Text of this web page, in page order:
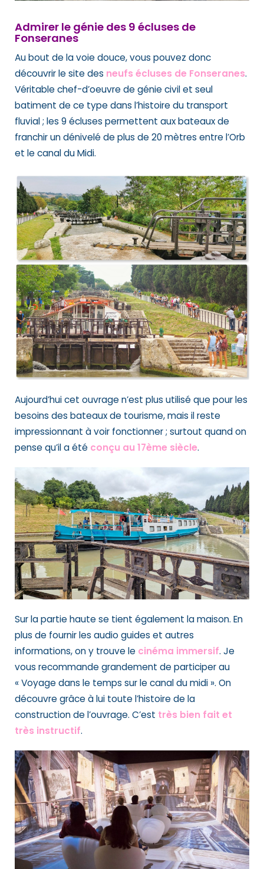
Admirer le génie des 9 écluses de
Fonseranes
Au bout de la voie douce, vous pouvez donc
découvrir le site des neufs écluses de Fonseranes.
Véritable chef-d’oeuvre de génie civil et seul
batiment de ce type dans l’histoire du transport
fluvial ; les 9 écluses permettent aux bateaux de
franchir un dénivelé de plus de 20 mètres entre l’Orb
et le canal du Midi.
Aujourd’hui cet ouvrage n’est plus utilisé que pour les
besoins des bateaux de tourisme, mais il reste
impressionnant à voir fonctionner ; surtout quand on
pense qu’il a été conçu au 17ème siècle.
Sur la partie haute se tient également la maison. En
plus de fournir les audio guides et autres
informations, on y trouve le cinéma immersif. Je
vous recommande grandement de participer au
« Voyage dans le temps sur le canal du midi ». On
découvre grâce à lui toute l’histoire de la
construction de l’ouvrage. C’est très bien fait et
très instructif.